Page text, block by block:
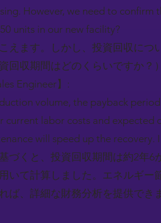
However, we need to
units in our new facility?
えます。しかし、投資回収に
回収期間はどのくらいですか？）
Engineer】:
volume, the payback
current labor costs and
will speed up the
づくと、投資回収期間は約2年
いて計算しました。エネルギ
ば、詳細な財務分析を提供でき